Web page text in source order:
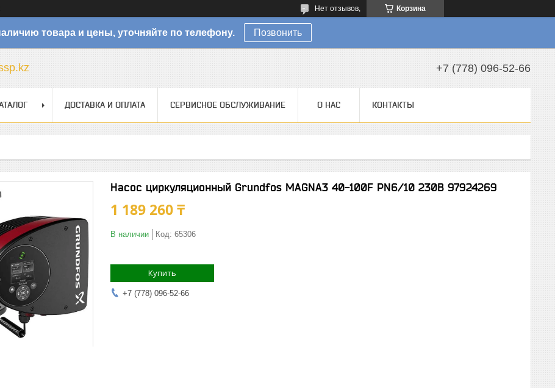
Корзина
Нет отзывов,
товара и цены, уточняйте по телефону. Позвонить
+7 (778) 096-52-66
ДОСТАВКА И ОПЛАТА СЕРВИСНОЕ ОБСЛУЖИВАНИЕ О НАС КОНТАКТЫ
Насос циркуляционный Grundfos MAGNA3 40-100F PN6/10 230В 97924269
1 189 260 ₸
В наличии Код: 65306
Купить
+7 (778) 096-52-66